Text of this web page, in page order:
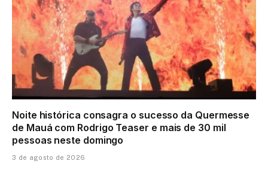
Noite histórica consagra o sucesso da Quermesse
de Mauá com Rodrigo Teaser e mais de 30 mil
pessoas neste domingo
3 de agosto de 2026